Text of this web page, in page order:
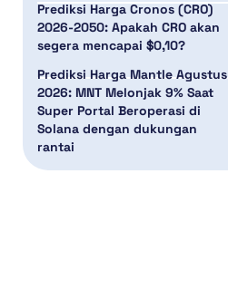
Prediksi Harga Cronos (CRO)
2026-2050: Apakah CRO akan
segera mencapai $0,10?
Prediksi Harga Mantle Agustus
2026: MNT Melonjak 9% Saat
Super Portal Beroperasi di
Solana dengan dukungan
rantai